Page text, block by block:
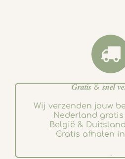
𝑮𝒓𝒂𝒕𝒊𝒔 & 𝒔𝒏𝒆𝒍
Wij verzenden jouw
Nederland gratis
België &
Gratis afhalen
.